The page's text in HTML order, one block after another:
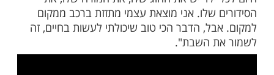
טוב שיכולתי לעשות בחיים, זה לשמור את
"בלי טלפון, אני לא נוסעת, ניתוק מוחלט.
עם המשפחה שלי. והיום מאור גם מגיע למצב